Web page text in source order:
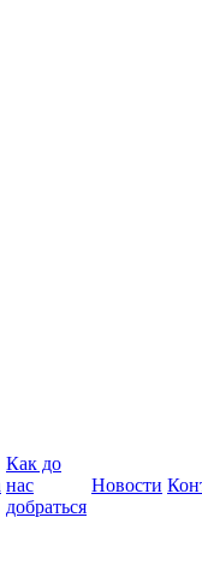
Как до
нас
добраться
Новости